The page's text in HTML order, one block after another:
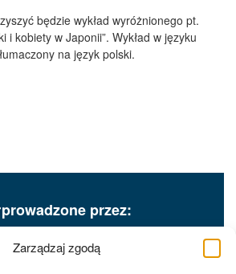
Zarządzaj zgodą
będzie wykład wyróżnionego pt.
i kobiety w Japonii”. Wykład w języku
na język polski.
przez: